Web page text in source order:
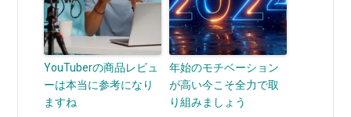
YouTuberの商品レビュ
ーは本当に参考になり
ますね
年始のモチベーション
が高い今こそ全力で取
り組みましょう